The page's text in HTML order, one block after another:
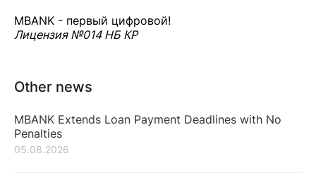
MBANK - первый цифровой!
Лицензия №014 НБ КР
Other news
MBANK Extends Loan Payment Deadlines with No
Penalties
05.08.2026